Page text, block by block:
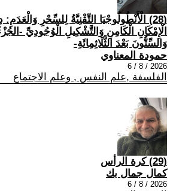
(28) الْأَنْطُولُوجْيَا التِّقْنِيَّةُ لِلسِّحْرِ
الْإِمْكَانِ الْكَامِنِ وَالتَّشْكِيلِ الْوُجُودِيِّ -
وَالسِّتُّونَ بَعْدَ الثَّلَاثِمِائَةِ-
حمودة المعناوي
2026 / 8 / 6
الفلسفة ,علم النفس , وعلم الاجتماع
(29) كرة الرأس
كمال جمال بك
2026 / 8 / 6